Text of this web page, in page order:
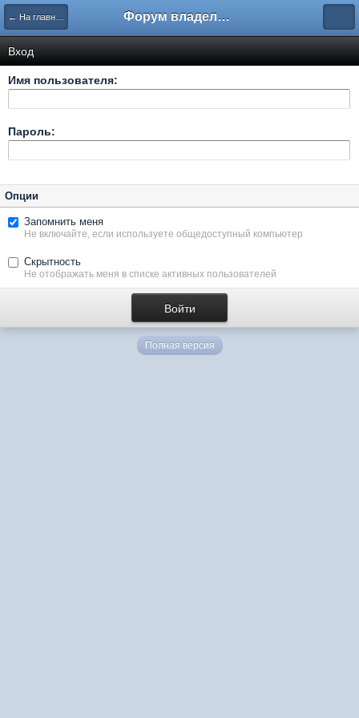
← На главную Форум владельцев интернет-магазинов
Вход
Имя пользователя:
Пароль:
Опции
Запомнить меня
Не включайте, если используете общедоступный компьютер
Скрытность
Не отображать меня в списке активных пользователей
Полная версия